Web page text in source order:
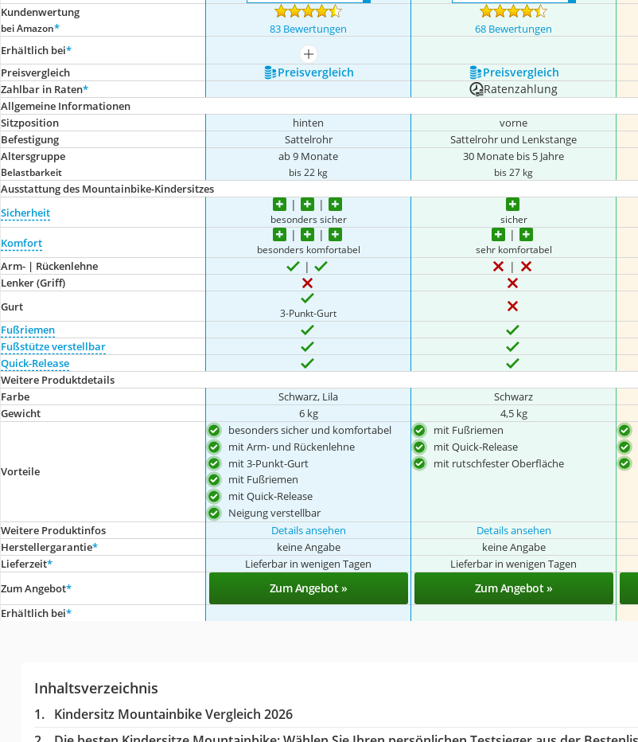
Kundenwertung
bei Amazon* 83 Bewertungen 68 Bewertungen
Erhältlich bei*
mehr anzeigen
Preis­vergleich
Preis­vergleich Preis­vergleich
Zahlbar in Raten* Ratenzahlung
Allgemeine Informationen
Sitzposition
hinten vorne
Befestigung
Sattelrohr Sattelrohr und Lenkstange
Altersgruppe
Belastbarkeit
ab 9 Monate
bis 22 kg
30 Monate bis 5 Jahre
bis 27 kg
Ausstattung des Mountainbike-Kindersitzes
Sicherheit
besonders sicher sicher
Komfort besonders komfortabel sehr komfortabel
Arm- | Rückenlehne
Lenker (Griff)
Gurt
3-Punkt-Gurt
Fußriemen
Fußstütze verstellbar
Quick-Release
Weitere Produktdetails
Farbe
Schwarz, Lila Schwarz
Gewicht
6 kg 4,5 kg
Vorteile
besonders sicher und komfortabel
mit Arm- und Rückenlehne
mit 3-Punkt-Gurt
mit Fußriemen
mit Quick-Release
Neigung verstellbar
mit Fußriemen
mit Quick-Release
mit rutschfester Oberfläche
Weitere Produktinfos Details ansehen Details ansehen
Herstellergarantie* keine Angabe keine Angabe
Lieferzeit* Lieferbar in wenigen Tagen Lieferbar in wenigen Tagen
Zum Angebot* Zum Angebot » Zum Angebot »
Erhältlich bei*
Inhaltsverzeichnis
Kindersitz Mountainbike Vergleich 2026